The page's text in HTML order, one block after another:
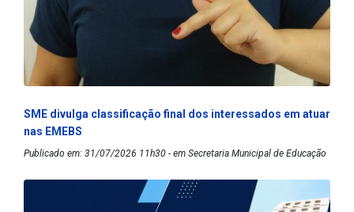
SME divulga classificação final dos interessados em atuar
nas EMEBS
Publicado em: 31/07/2026 11h30 - em Secretaria Municipal de Educação